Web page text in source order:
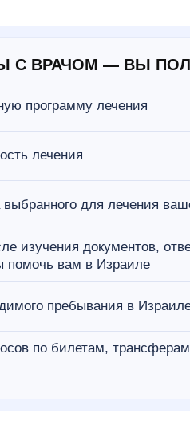
С ВРАЧОМ — ВЫ
программу лечения
лечения
для лечения
изучения документов,
вам в Израиле
пребывания в
по билетам,